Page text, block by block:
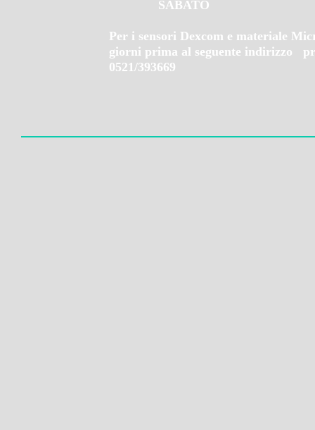
SABATO
Per i sensori Dexcom e materiale
giorni prima al seguente indirizzo
0521/393669